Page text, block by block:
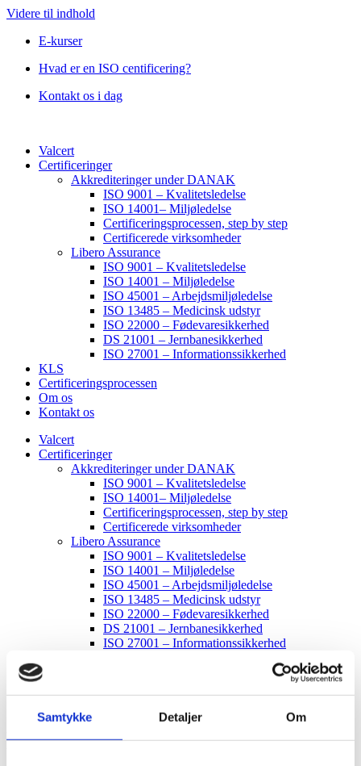
Samtykke Detaljer Om
Videre til indhold
E-kurser
Hvad er en ISO centificering?
Kontakt os i dag
Valcert
Certificeringer
Akkrediteringer under DANAK
ISO 9001 – Kvalitetsledelse
ISO 14001– Miljøledelse
Certificeringsprocessen, step by step
Certificerede virksomheder
Libero Assurance
ISO 9001 – Kvalitetsledelse
ISO 14001 – Miljøledelse
ISO 45001 – Arbejdsmiljøledelse
ISO 13485 – Medicinsk udstyr
ISO 22000 – Fødevaresikkerhed
DS 21001 – Jernbanesikkerhed
ISO 27001 – Informationssikkerhed
KLS
Certificeringsprocessen
Om os
Kontakt os
Valcert
Certificeringer
Akkrediteringer under DANAK
ISO 9001 – Kvalitetsledelse
ISO 14001– Miljøledelse
Certificeringsprocessen, step by step
Certificerede virksomheder
Libero Assurance
ISO 9001 – Kvalitetsledelse
ISO 14001 – Miljøledelse
ISO 45001 – Arbejdsmiljøledelse
ISO 13485 – Medicinsk udstyr
ISO 22000 – Fødevaresikkerhed
DS 21001 – Jernbanesikkerhed
ISO 27001 – Informationssikkerhed
Certificeringsprocessen
Kategori:Uncategorized